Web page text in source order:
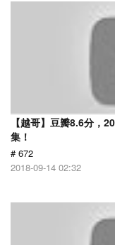
【越哥】豆瓣8.6分，
集！
# 672
2018-09-14 02:32